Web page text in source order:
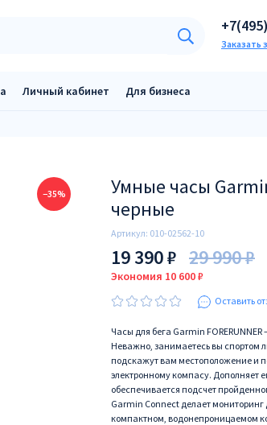
Заказать
Личный кабинет Для бизнеса
−35%
Умные часы
черные
Артикул: 010-02562-10
19 390 ₽ 29 990 ₽
Экономия 10 600 ₽
Оставить
Часы для бега Garmin
Неважно, занимаетесь вы спортом
подскажут вам местоположение и
электронному компасу. Дополняет
обеспечивается подсчет
Garmin Connect делает
компактном, водонепроницаемом